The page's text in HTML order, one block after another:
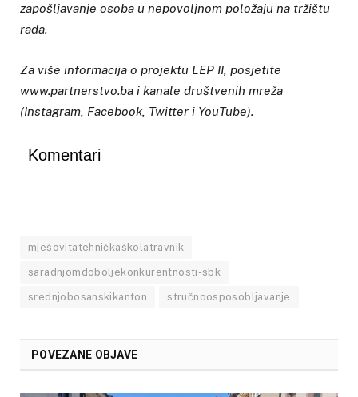
zapošljavanje osoba u nepovoljnom položaju na tržištu
rada.
Za više informacija o projektu LEP II, posjetite
www.partnerstvo.ba i kanale društvenih mreža
(Instagram, Facebook, Twitter i YouTube).
Komentari
mješovitatehničkaškolatravnik
saradnjomdoboljekonkurentnosti-sbk
srednjobosanskikanton stručnoosposobljavanje
POVEZANE OBJAVE